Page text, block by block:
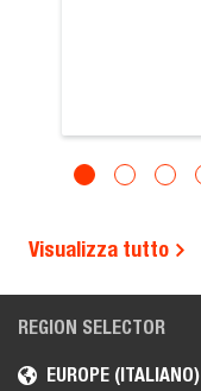
Visualizza tutto
REGION SELECTOR
EUROPE (ITALIANO)